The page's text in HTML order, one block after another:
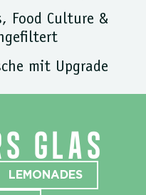
Food Culture &
mit Upgrade
GLAS
LEMONADES